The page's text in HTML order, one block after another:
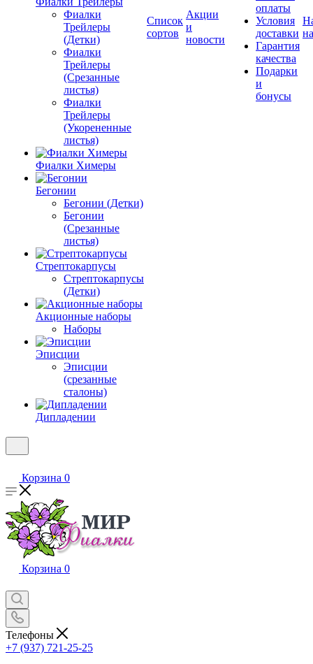
Фиалки
Трейлеры
(Детки)
Фиалки
Трейлеры
(Срезанные
листья)
Фиалки
Трейлеры
(Укорененные
листья)
Фиалки Химеры
Бегонии
Бегонии (Детки)
Бегонии
(Срезанные
листья)
Стрептокарпусы
Стрептокарпусы
(Детки)
Акционные наборы
Наборы
Эписции
Эписции
(срезанные
сталоны)
Дипладении
Список
сортов
Акции
и
новости
оплаты
Условия
доставки
Гарантия
качества
Подарки
и
бонусы
Корзина 0
Корзина 0
Телефоны
+7 (937) 721-25-25